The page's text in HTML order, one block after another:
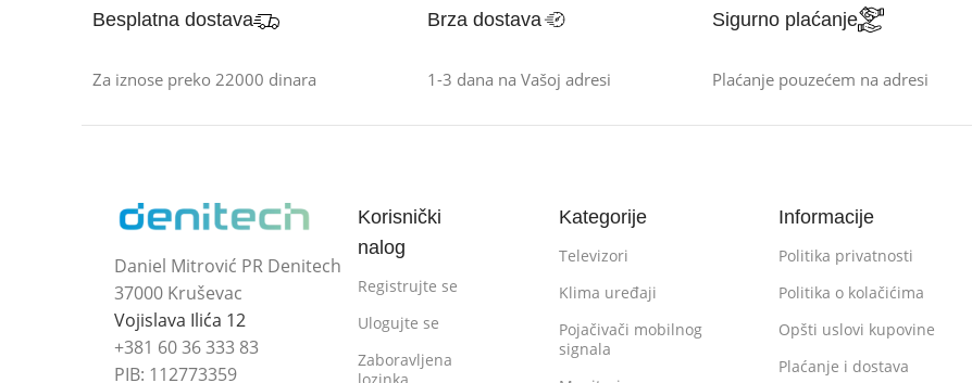
Besplatna dostava
Za iznose preko 22000 dinara
Brza dostava
1-3 dana na Vašoj adresi
Sigurno plaćanje
Plaćanje pouzećem na adresi
Daniel Mitrović PR Denitech
37000 Kruševac
Vojislava Ilića 12
+381 60 36 333 83
PIB: 112773359
Korisnički
nalog
Registrujte se
Ulogujte se
Zaboravljena
Kategorije
Televizori
Klima uređaji
Pojačivači mobilnog
signala
Informacije
Politika privatnosti
Politika o kolačićima
Opšti uslovi kupovine
Plaćanje i dostava